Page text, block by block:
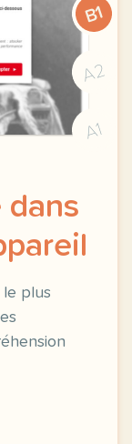
B1
A2
A1
dans
le plus